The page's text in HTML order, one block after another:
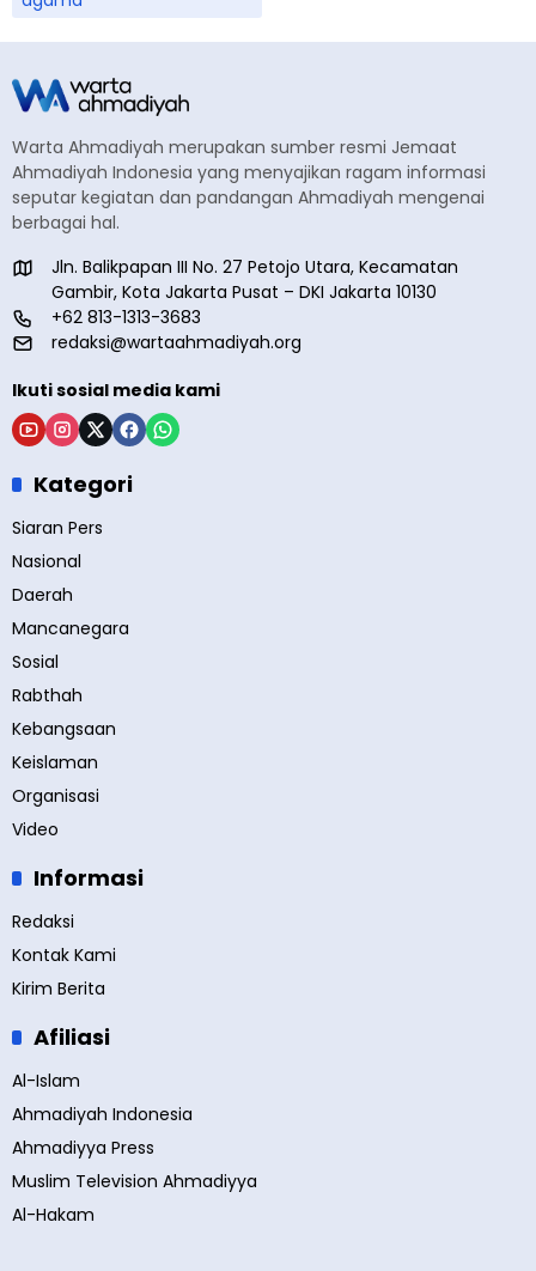
Warta Ahmadiyah merupakan sumber resmi Jemaat
Ahmadiyah Indonesia yang menyajikan ragam informasi
seputar kegiatan dan pandangan Ahmadiyah mengenai
berbagai hal.
Jln. Balikpapan III No. 27 Petojo Utara, Kecamatan
Gambir, Kota Jakarta Pusat – DKI Jakarta 10130
+62 813-1313-3683
redaksi@wartaahmadiyah.org
Ikuti sosial media kami
Kategori
Siaran Pers
Nasional
Daerah
Mancanegara
Sosial
Rabthah
Kebangsaan
Keislaman
Organisasi
Video
Informasi
Redaksi
Kontak Kami
Kirim Berita
Afiliasi
Al-Islam
Ahmadiyah Indonesia
Ahmadiyya Press
Muslim Television Ahmadiyya
Al-Hakam